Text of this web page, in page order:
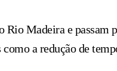
Madeira e passam
a redução de